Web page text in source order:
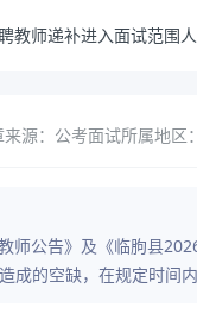
教师递补进入面试范围
来源：公考面试所属地区
师公告》及《临朐县
成的空缺，在规定时间